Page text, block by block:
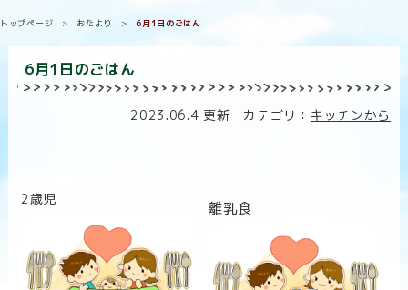
トップページ > おたより >6月1日のごはん
6月1日のごはん
2023.06.4 更新 カテゴリ： キッチンから
2歳児 離乳食